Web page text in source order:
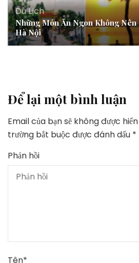
Du Lịch
Những Món Ăn Ngon Không
Hà Nội
Để lại một bình luận
Email của bạn sẽ không được
trường bắt buộc được đánh dấu *
Phản hồi
Tên*